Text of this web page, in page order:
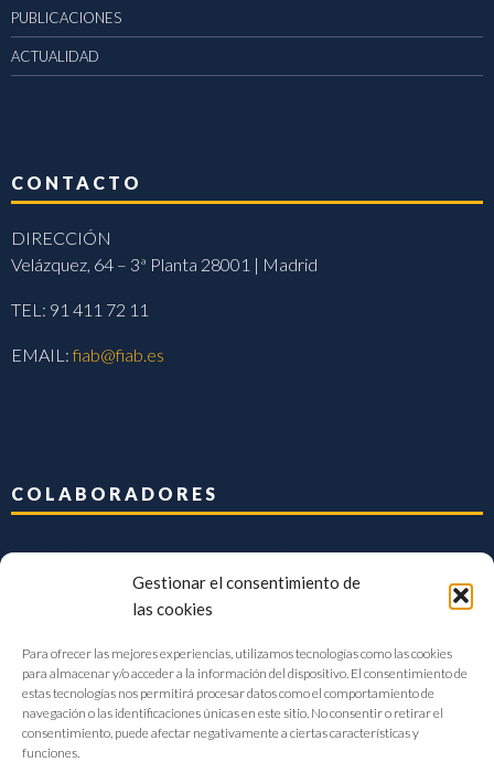
Gestionar el consentimiento de
las cookies
Para ofrecer las mejores experiencias, utilizamos tecnologías como las cookies
para almacenar y/o acceder a la información del dispositivo. El consentimiento de
estas tecnologías nos permitirá procesar datos como el comportamiento de
navegación o las identificaciones únicas en este sitio. No consentir o retirar el
consentimiento, puede afectar negativamente a ciertas características y
funciones.
PUBLICACIONES
ACTUALIDAD
CONTACTO
DIRECCIÓN
Velázquez, 64 – 3ª Planta 28001 | Madrid
TEL: 91 411 72 11
EMAIL:fiab@fiab.es
COLABORADORES